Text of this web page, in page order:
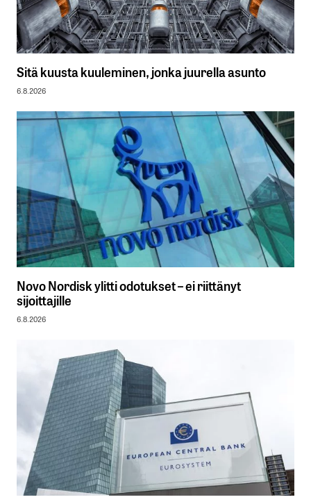
Sitä kuusta kuuleminen, jonka juurella asunto
6.8.2026
Novo Nordisk ylitti odotukset – ei riittänyt
sijoittajille
6.8.2026